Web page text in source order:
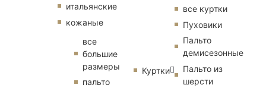
итальянские
кожаные
все
большие
размеры
пальто
Куртки
все куртки
Пуховики
Пальто
демисезонные
Пальто из
шерсти